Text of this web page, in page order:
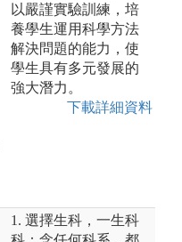
以嚴謹實驗訓練，培
養學生運用科學方法
解決問題的能力，使
學生具有多元發展的
強大潛力。
下載詳細資料
1. 選擇生科，一生科